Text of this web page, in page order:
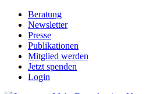
Beratung
Newsletter
Presse
Publikationen
Mitglied werden
Jetzt spenden
Login